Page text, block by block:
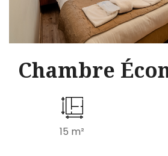
Chambre
15 m²